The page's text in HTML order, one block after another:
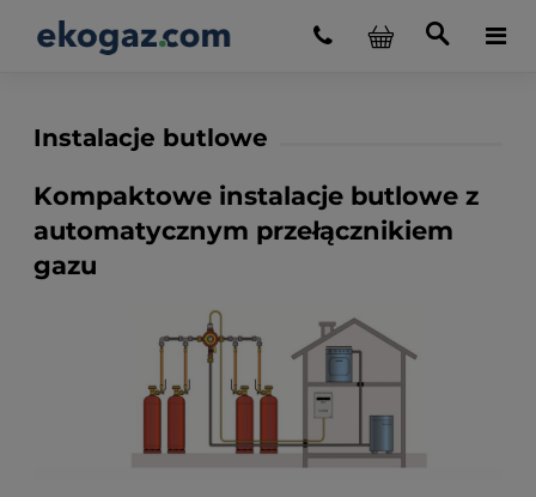
Instalacje butlowe
Kompaktowe instalacje butlowe z
automatycznym przełącznikiem
gazu